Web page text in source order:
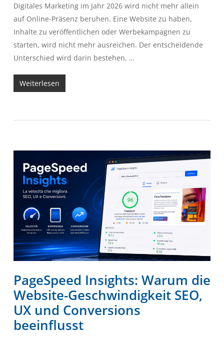
Digitales Marketing im Jahr 2026 wird nicht mehr allein
auf Online-Präsenz beruhen. Eine Website zu haben,
Inhalte zu veröffentlichen oder Werbekampagnen zu
starten, wird nicht mehr ausreichen. Der entscheidende
Unterschied wird darin bestehen, …
Weiterlesen
PageSpeed Insights: Warum die
Website-Geschwindigkeit SEO,
UX und Conversions
beeinflusst